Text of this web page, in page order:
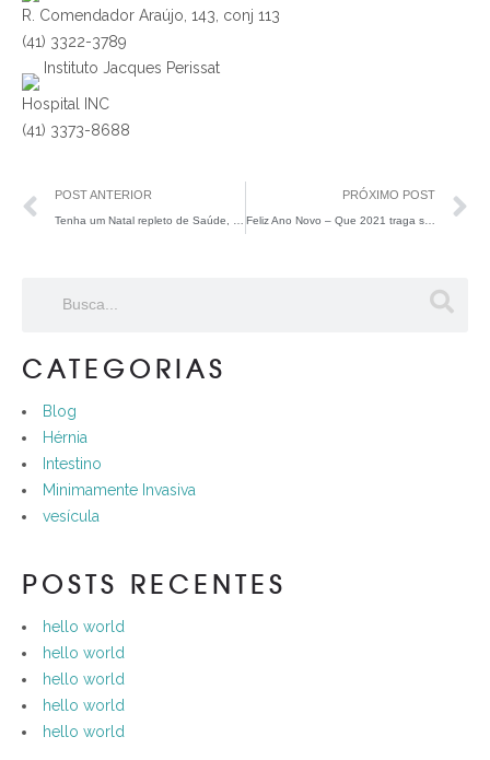
R. Comendador Araújo, 143, conj 113
(41) 3322-3789
Instituto Jacques Perissat
Hospital INC
(41) 3373-8688
POST ANTERIOR PRÓXIMO POST
Feliz Ano Novo – Que 2021 traga saúde, paz e esperança
CATEGORIAS
Blog
Hérnia
Intestino
Minimamente Invasiva
vesícula
POSTS RECENTES
hello world
hello world
hello world
hello world
hello world